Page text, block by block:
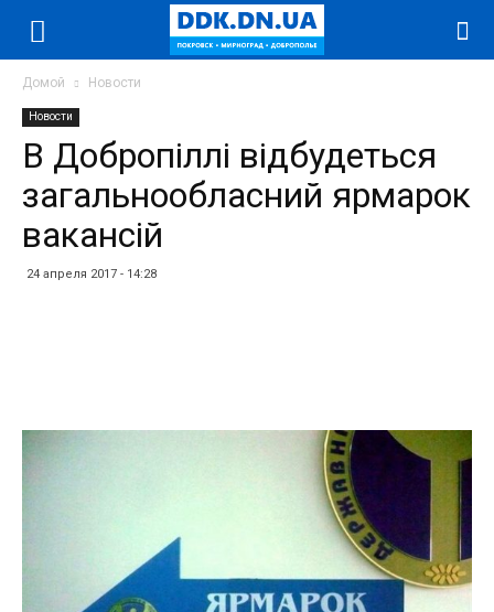
Домой Новости
Новости
В Добропіллі відбудеться
загальнообласний ярмарок
вакансій
24 апреля 2017 - 14:28